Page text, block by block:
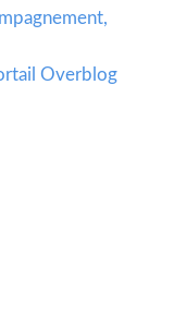
Overblog